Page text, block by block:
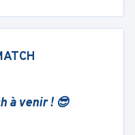
à venir ! 😎